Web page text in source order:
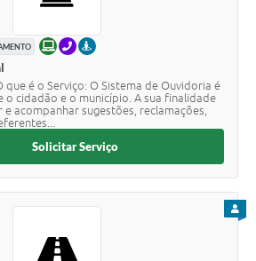
ONLINETELEFONEPRESENCIAL
que é o Serviço: O Sistema de Ouvidoria é
o cidadão e o município. A sua finalidade
e acompanhar sugestões, reclamações,
Solicitar Serviço